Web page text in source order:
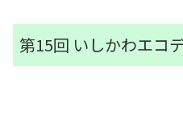
第15回 いしかわエコ